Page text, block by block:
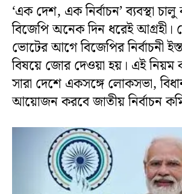
‘এক দেশ, এক নির্বাচন’ ব্যবস্থা
বিজেপি অনেক দিন ধরেই
ভোটের আগে বিজেপির নির্বাচনী
বিষয়ে জোর দেওয়া হয়। এই নিয়ম
সারা দেশে একসঙ্গে লোকসভা,
আয়োজন করবে জাতীয় নির্বাচন